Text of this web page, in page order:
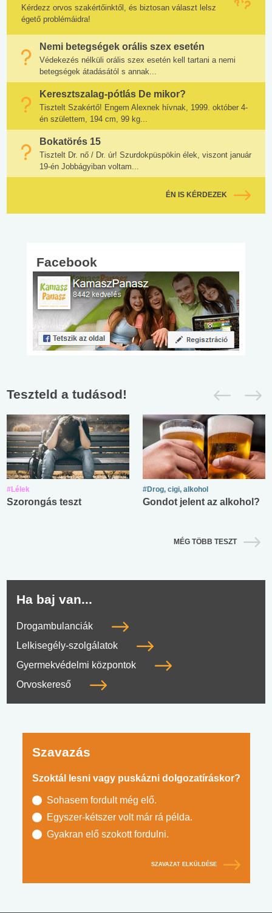
Kérdezz orvos szakértőinktől, és biztosan választ lelsz
égető problémáidra!
Nemi betegségek orális szex esetén
Védekezés nélküli orális szex esetén kell tartani a nemi
betegségek átadásától s annak...
Keresztszalag-pótlás De mikor?
Tisztelt Szakértő! Engem Alexnek hívnak, 1999. október 4-
én születtem, 194 cm, 99 kg...
Bokatörés 15
Tisztelt Dr. nő / Dr. úr! Szurdokpüspökin élek, viszont január
19-én Jobbágyiban voltam...
ÉN IS KÉRDEZEK
Facebook
Teszteld a tudásod!
#Lélek
Szorongás teszt
#Drog, cigi, alkohol
Gondot jelent az alkohol?
MÉG TÖBB TESZT
Ha baj van...
Drogambulanciák
Lelkisegély-szolgálatok
Gyermekvédelmi központok
Orvoskereső
Szavazás
Szoktál lesni vagy puskázni dolgozatíráskor?
Sohasem fordult még elő.
Egyszer-kétszer volt már rá példa.
Gyakran elő szokott fordulni.
SZAVAZAT ELKÜLDÉSE